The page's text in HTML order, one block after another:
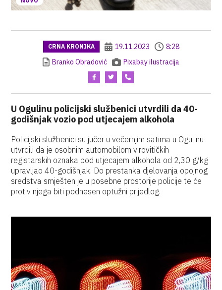
CRNA KRONIKA 19.11.2023
8:28
Branko Obradović
Pixabay ilustracija
U Ogulinu policijski službenici utvrdili da 40-
godišnjak vozio pod utjecajem alkohola
Policijski službenici su jučer u večernjim satima u Ogulinu
utvrdili da je osobnim automobilom virovitičkih
registarskih oznaka pod utjecajem alkohola od 2,30 g/kg
upravljao 40-godišnjak. Do prestanka djelovanja opojnog
sredstva smješten je u posebne prostorije policije te će
protiv njega biti podnesen optužni prijedlog.